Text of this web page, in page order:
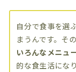
自分で食事を選
まうんです。そ
いろんなメニュ
的な食生活にな